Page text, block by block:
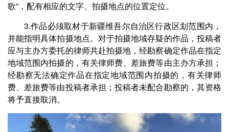
歌”，配有相应的文字、拍摄地点的位置定位。
3.作品必须取材于新疆维吾尔自治区行政区划范围内，
并能指明具体拍摄地点。对于拍摄地域存疑的作品，投稿者
应与主办方委托的律师共赴拍摄地，经勘察确定作品在指定
地域范围内拍摄的，有关律师费、差旅费等由主办方承担；
经勘察无法确定作品在指定地域范围内拍摄的，有关律师
费、差旅费等由投稿者承担；投稿者未配合勘察的，其资格
将予直接取消。